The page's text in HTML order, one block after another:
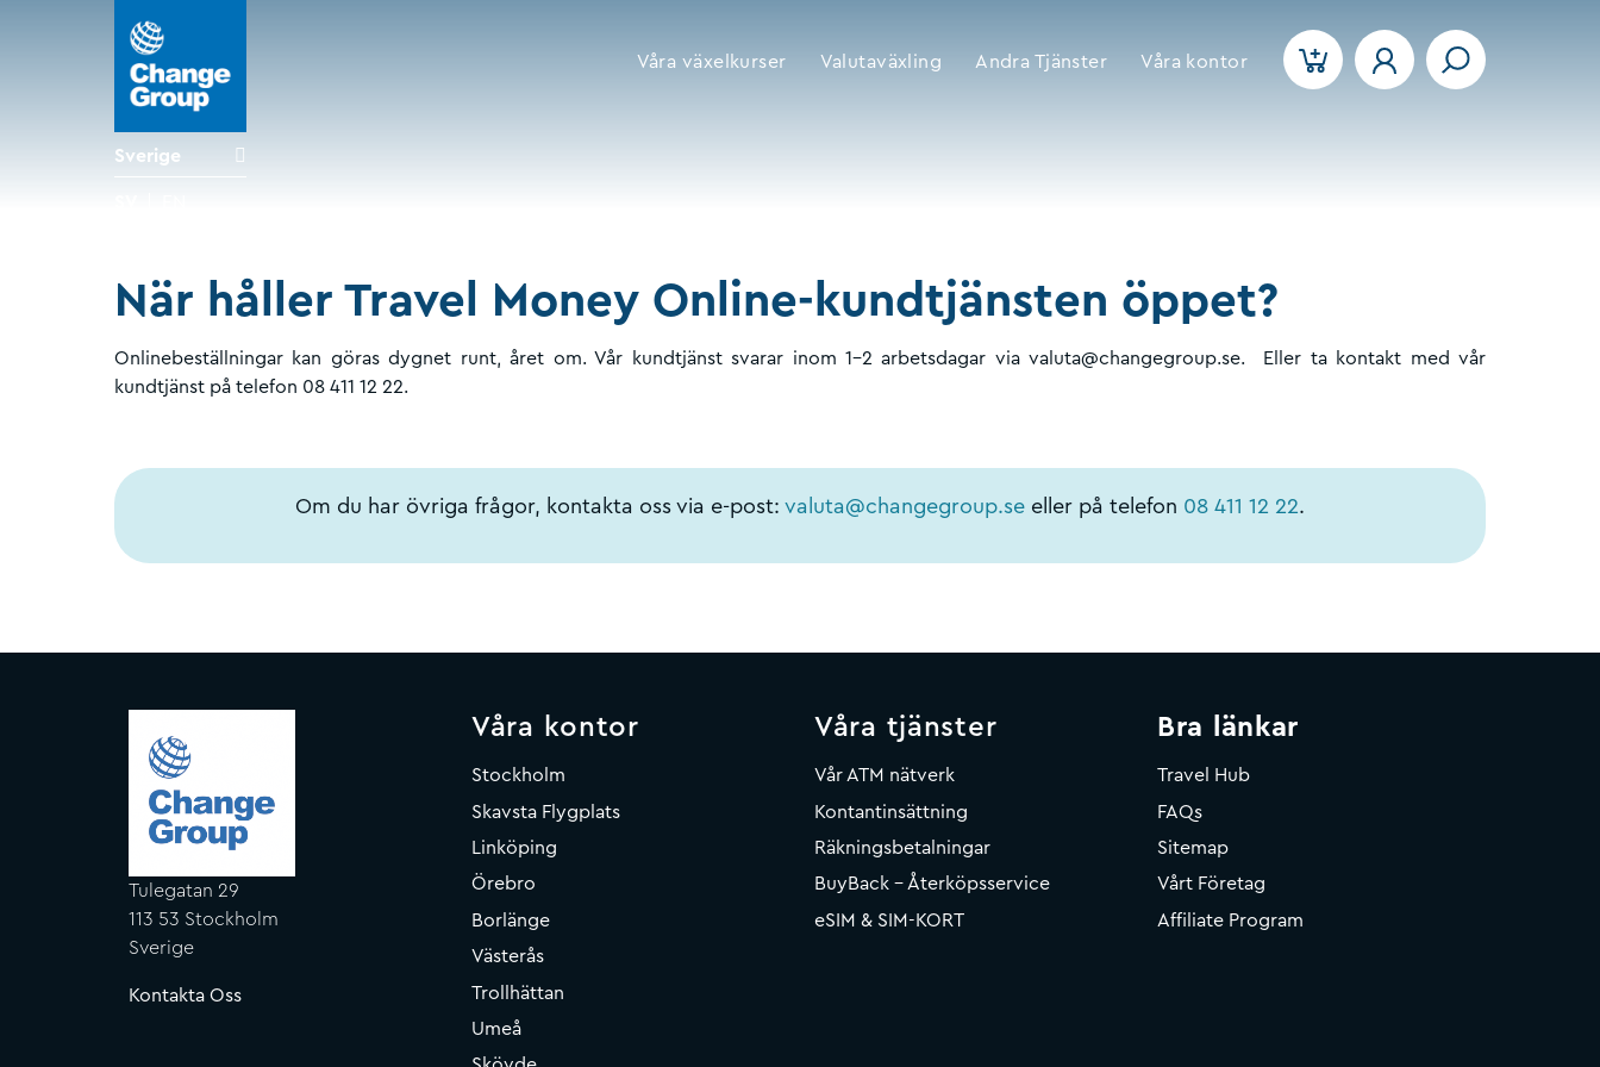
Sverige
Våra växelkurser Valutaväxling Andra Tjänster Våra kontor
När håller Travel Money Online-kundtjänsten öppet?
Onlinebeställningar kan göras dygnet runt, året om. Vår kundtjänst svarar inom 1–2 arbetsdagar via valuta@changegroup.se. Eller ta kontakt med vår
kundtjänst på telefon 08 411 12 22.
Om du har övriga frågor, kontakta oss via e-post: valuta@changegroup.se eller på telefon 08 411 12 22.
Tulegatan 29
113 53 Stockholm
Sverige
Kontakta Oss
Våra kontor
Stockholm
Skavsta Flygplats
Linköping
Örebro
Borlänge
Västerås
Trollhättan
Umeå
Våra tjänster
Vår ATM nätverk
Kontantinsättning
Räkningsbetalningar
BuyBack - Återköpsservice
eSIM & SIM-KORT
Bra länkar
Travel Hub
FAQs
Sitemap
Vårt Företag
Affiliate Program